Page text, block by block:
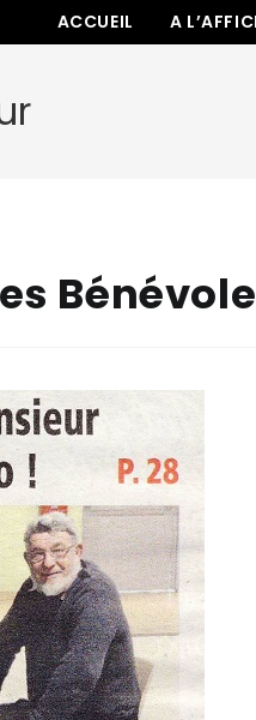
ACCUEIL A